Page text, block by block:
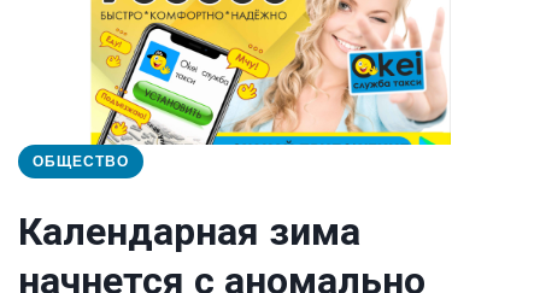
ОБЩЕСТВО
Календарная зима
начнется с аномально